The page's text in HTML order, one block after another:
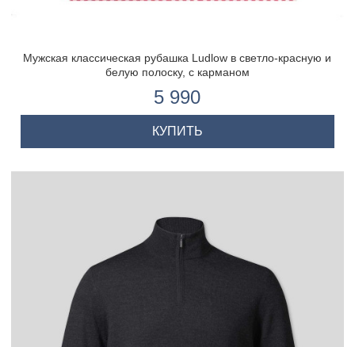
Мужская классическая рубашка Ludlow в светло-красную и
белую полоску, с карманом
5 990
КУПИТЬ